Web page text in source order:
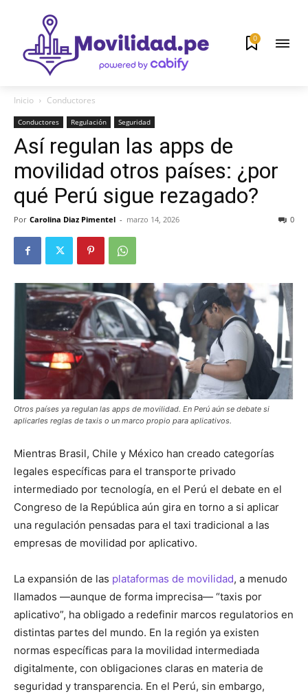
0
Inicio Conductores
Conductores Regulación Seguridad
Así regulan las apps de
movilidad otros países: ¿por
qué Perú sigue rezagado?
Por Carolina Diaz Pimentel - marzo 14, 2026 0
Otros países ya regulan las apps de movilidad. En Perú aún se debate si
aplicarles reglas de taxis o un marco propio para aplicativos.
Mientras Brasil, Chile y México han creado categorías
legales específicas para el transporte privado
intermediado por tecnología, en el Perú el debate en el
Congreso de la República aún gira en torno a si aplicar
una regulación pensadas para el taxi tradicional a las
empresas de movilidad por aplicativo.
La expansión de las plataformas de movilidad, a menudo
llamados —aunque de forma imprecisa— “taxis por
aplicativo”, ha obligado a redefinir marcos regulatorios en
distintas partes del mundo. En la región ya existen
normas específicas para la movilidad intermediada
digitalmente, con obligaciones claras en materia de
seguridad y transparencia. En el Perú, sin embargo,